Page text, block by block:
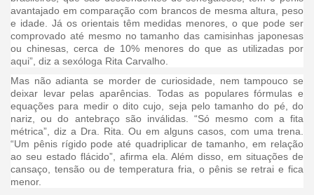
avantajado em comparação com brancos de mesma altura, peso
e idade. Já os orientais têm medidas menores, o que pode ser
comprovado até mesmo no tamanho das camisinhas japonesas
ou chinesas, cerca de 10% menores do que as utilizadas por
aqui”, diz a sexóloga Rita Carvalho.
Mas não adianta se morder de curiosidade, nem tampouco se
deixar levar pelas aparências. Todas as populares fórmulas e
equações para medir o dito cujo, seja pelo tamanho do pé, do
nariz, ou do antebraço são inválidas. “Só mesmo com a fita
métrica”, diz a Dra. Rita. Ou em alguns casos, com uma trena.
“Um pênis rígido pode até quadriplicar de tamanho, em relação
ao seu estado flácido”, afirma ela. Além disso, em situações de
cansaço, tensão ou de temperatura fria, o pênis se retrai e fica
menor.